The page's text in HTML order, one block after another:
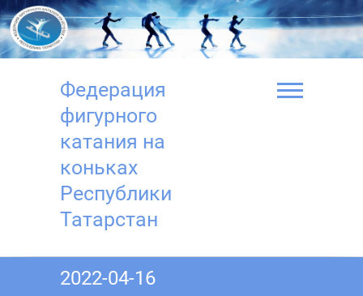
Перейти
к
содержимому
Федерация
фигурного
катания на
коньках
Республики
Татарстан
2022-04-16